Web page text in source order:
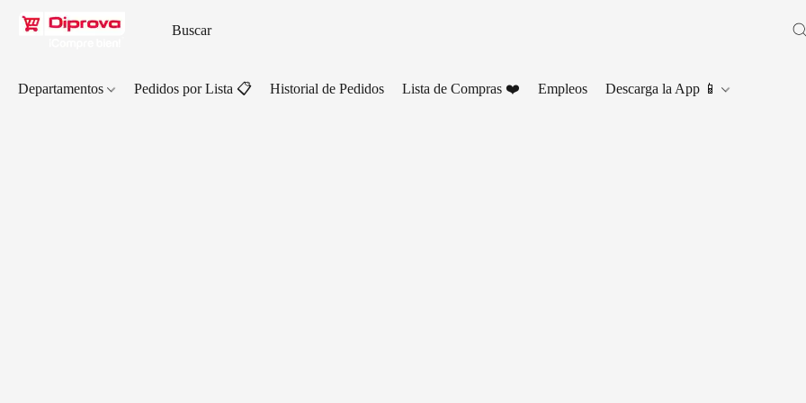
Departamentos Pedidos por Lista 📋 Historial de Pedidos Lista de Compras ❤️ Empleos Descarga la App 📱